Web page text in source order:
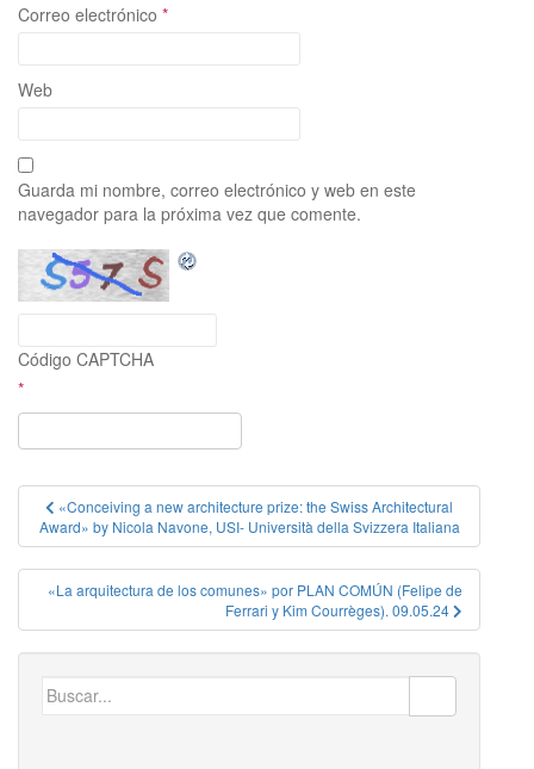
Correo electrónico *
Web
Guarda mi nombre, correo electrónico y web en este
navegador para la próxima vez que comente.
Código CAPTCHA
*
Navegación
de
entradas
«Conceiving a new architecture prize: the Swiss Architectural
Award» by Nicola Navone, USI- Università della Svizzera Italiana
«La arquitectura de los comunes» por PLAN COMÚN (Felipe de
Ferrari y Kim Courrèges). 09.05.24
Buscar: